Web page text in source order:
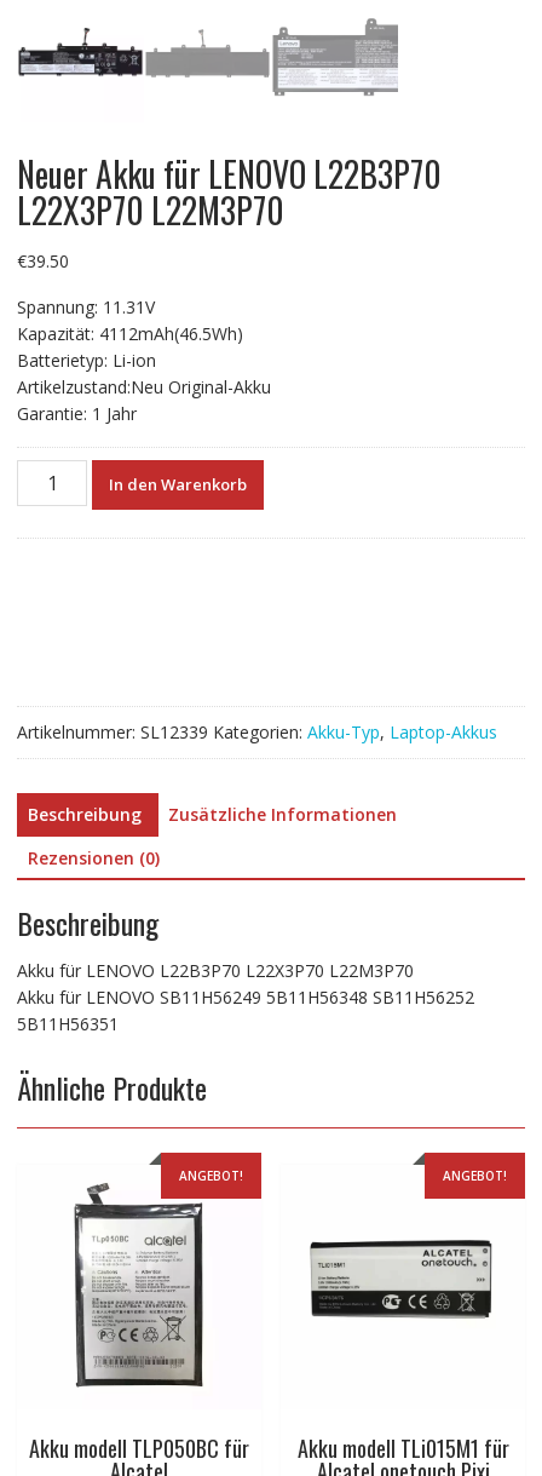
Neuer Akku für LENOVO L22B3P70
L22X3P70 L22M3P70
€39.50
Spannung: 11.31V
Kapazität: 4112mAh(46.5Wh)
Batterietyp: Li-ion
Artikelzustand:Neu Original-Akku
Garantie: 1 Jahr
Neuer
Akku
In den Warenkorb
Artikelnummer: SL12339 Kategorien: Akku-Typ, Laptop-Akkus
Beschreibung
Zusätzliche Informationen
Rezensionen (0)
Beschreibung
Akku für LENOVO L22B3P70 L22X3P70 L22M3P70
Akku für LENOVO SB11H56249 5B11H56348 SB11H56252
5B11H56351
Ähnliche Produkte
ANGEBOT!
Akku modell TLP050BC für
ANGEBOT!
Akku modell TLi015M1 für